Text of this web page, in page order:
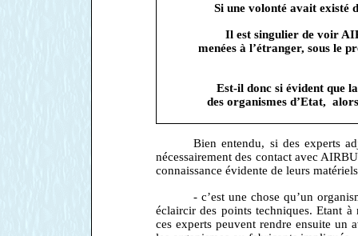
Si une volonté avait existé
Il est singulier de voir
menées à l’étranger, sous le
Est-il donc si évident que
des organismes d’Etat,
Bien entendu, si des experts
nécessairement des contact avec
connaissance évidente de leurs
- c’est une chose qu’un
éclaircir des points techniques. Etant
ces experts peuvent rendre ensuite un